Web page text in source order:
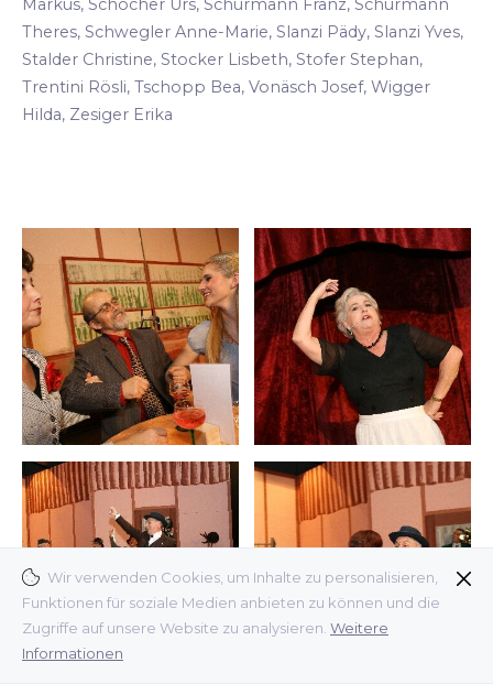
Wir verwenden Cookies, um Inhalte zu personalisieren,
Funktionen für soziale Medien anbieten zu können und die
Zugriffe auf unsere Website zu analysieren. Weitere
Informationen
Markus, Schocher Urs, Schürmann Franz, Schürmann
Theres, Schwegler Anne-Marie, Slanzi Pädy, Slanzi Yves,
Stalder Christine, Stocker Lisbeth, Stofer Stephan,
Trentini Rösli, Tschopp Bea, Vonäsch Josef, Wigger
Hilda, Zesiger Erika